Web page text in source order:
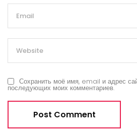
Сохранить моё имя, email и адрес
последующих моих комментариев.